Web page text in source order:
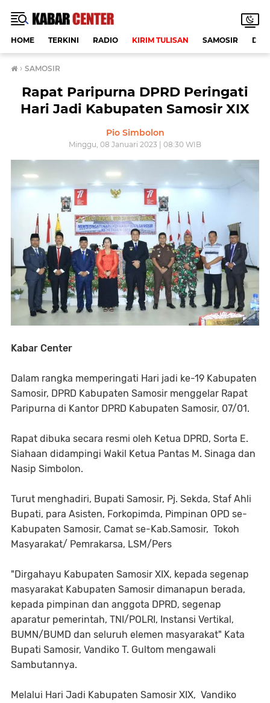
HOME TERKINI RADIO KIRIM TULISAN SAMOSIR
› SAMOSIR
Rapat Paripurna DPRD Peringati
Hari Jadi Kabupaten Samosir XIX
Pio Simbolon
Minggu, 08 Januari 2023 | 08:30 WIB
Kabar Center
Dalam rangka memperingati Hari jadi ke-19 Kabupaten
Samosir, DPRD Kabupaten Samosir menggelar Rapat
Paripurna di Kantor DPRD Kabupaten Samosir, 07/01.
Rapat dibuka secara resmi oleh Ketua DPRD, Sorta E.
Siahaan didampingi Wakil Ketua Pantas M. Sinaga dan
Nasip Simbolon.
Turut menghadiri, Bupati Samosir, Pj. Sekda, Staf Ahli
Bupati, para Asisten, Forkopimda, Pimpinan OPD se-
Kabupaten Samosir, Camat se-Kab.Samosir, Tokoh
Masyarakat/ Pemrakarsa, LSM/Pers
"Dirgahayu Kabupaten Samosir XIX, kepada segenap
masyarakat Kabupaten Samosir dimanapun berada,
kepada pimpinan dan anggota DPRD, segenap
aparatur pemerintah, TNI/POLRI, Instansi Vertikal,
BUMN/BUMD dan seluruh elemen masyarakat" Kata
Bupati Samosir, Vandiko T. Gultom mengawali
Sambutannya.
Melalui Hari Jadi Kabupaten Samosir XIX, Vandiko